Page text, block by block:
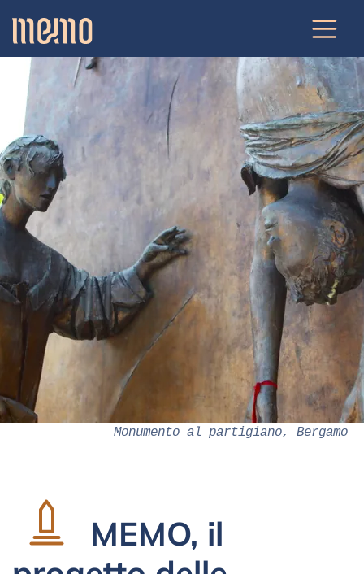
Monumento al partigiano, Bergamo
MEMO, il